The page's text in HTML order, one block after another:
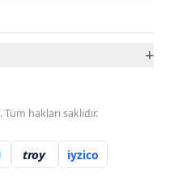
+
. Tüm hakları saklıdır.
troy. iyzico